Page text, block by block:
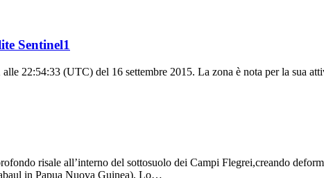
Sentinel1
22:54:33 (UTC) del 16 settembre 2015. La zona è nota per la sua
risale all’interno del sottosuolo dei Campi Flegrei,creando
in Papua Nuova Guinea). Lo…